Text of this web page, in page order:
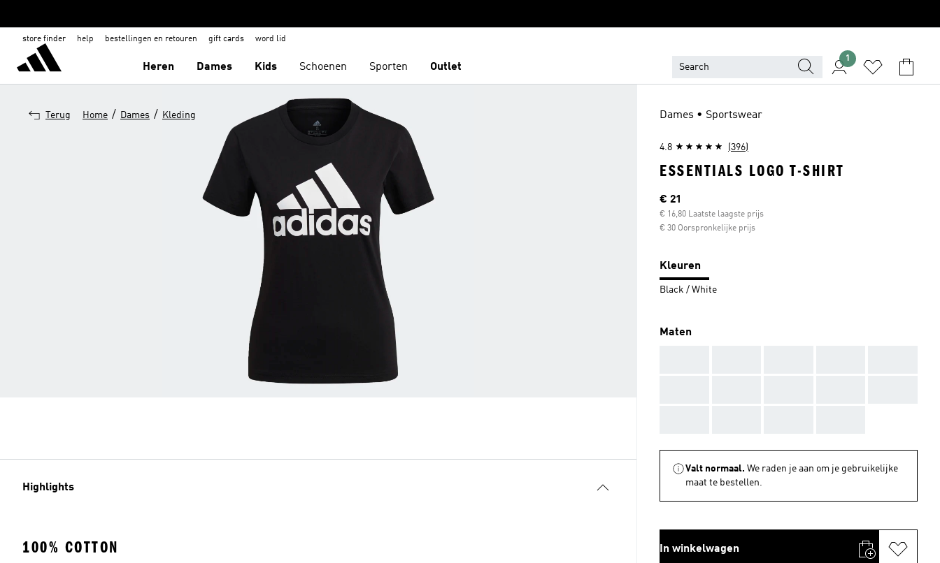
store finder help bestellingen en retouren gift cards word lid
Heren Dames Kids Schoenen Sporten Outlet
1
Terug Home / Dames / Kleding
Highlights
100% COTTON
Dames • Sportswear
4.8 (396)
ESSENTIALS LOGO T-SHIRT
Huidige prijs
€ 21
€ 16,80 Laatste laagste prijs
€ 30 Oorspronkelijke prijs
Kleuren
Black / White
Maten
Valt normaal. We raden je aan om je gebruikelijke
maat te bestellen.
In winkelwagen